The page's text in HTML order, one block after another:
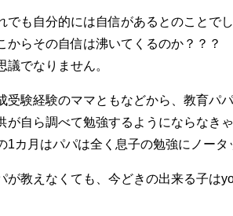
でも自分的には自信があるとのことでし
からその自信は沸いてくるのか？？？
議でなりません。
受験経験のママともなどから、教育パ
が自ら調べて勉強するようにならなき
1カ月はパパは全く息子の勉強にノータ
が教えなくても、今どきの出来る子は